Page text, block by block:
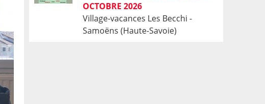
OCTOBRE 2026
Village-vacances Les Becchi -
Samoëns (Haute-Savoie)